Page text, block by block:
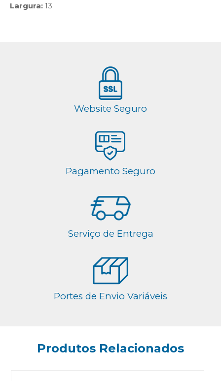
Largura: 13
Website Seguro
Pagamento Seguro
Serviço de Entrega
Portes de Envio Variáveis
Produtos Relacionados